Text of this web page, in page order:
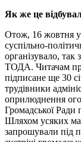
Як же це
Отож, 16 жовтня у
суспільно-
організувало, так
ТОДА. Читачам
підписане ще 30
трудівники
оприлюднення
Громадської Ради
Шляхом усяких
запрошували під